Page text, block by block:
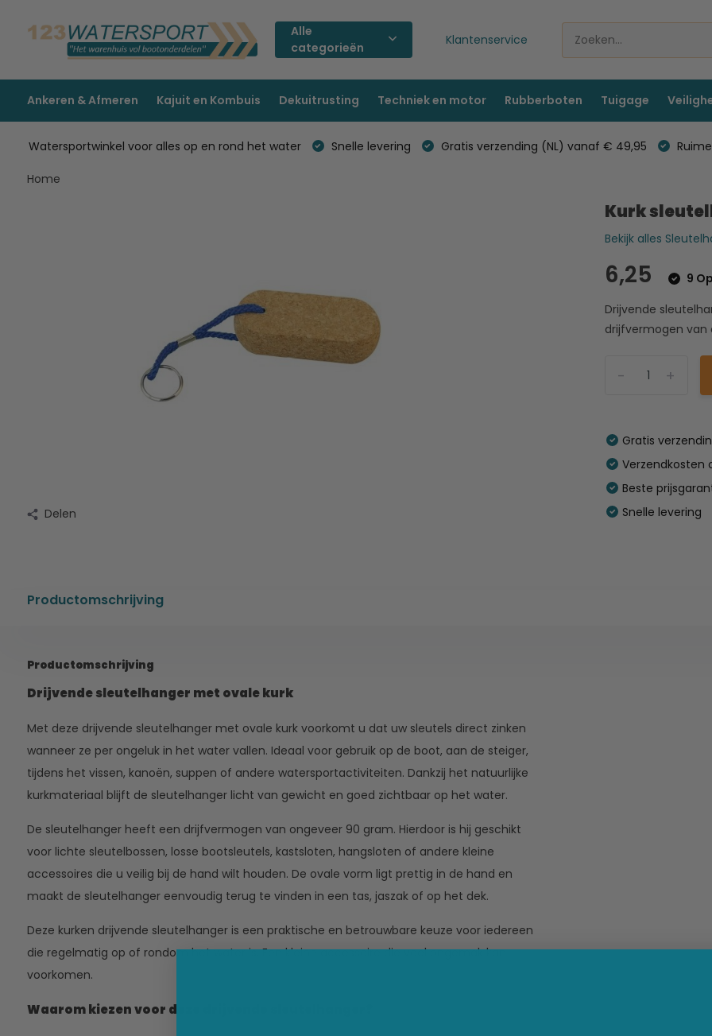
Alle
categorieën
Klantenservice
Ankeren & Afmeren Kajuit en Kombuis Dekuitrusting Techniek en motor Rubberboten Tuigage
Watersportwinkel voor alles op en rond het water Snelle levering Gratis verzending (NL) vanaf € 49,95
Home
Delen
Kurk
Bekijk alles
6,25
9
Drijvende
drijfvermogen van
+
-
Gratis
Verzendkosten
Beste
Snelle levering
Productomschrijving
Productomschrijving
Drijvende sleutelhanger met ovale kurk
Met deze drijvende sleutelhanger met ovale kurk voorkomt u dat uw sleutels direct zinken
wanneer ze per ongeluk in het water vallen. Ideaal voor gebruik op de boot, aan de steiger,
tijdens het vissen, kanoën, suppen of andere watersportactiviteiten. Dankzij het natuurlijke
kurkmateriaal blijft de sleutelhanger licht van gewicht en goed zichtbaar op het water.
De sleutelhanger heeft een drijfvermogen van ongeveer 90 gram. Hierdoor is hij geschikt
voor lichte sleutelbossen, losse bootsleutels, kastsloten, hangsloten of andere kleine
accessoires die u veilig bij de hand wilt houden. De ovale vorm ligt prettig in de hand en
maakt de sleutelhanger eenvoudig terug te vinden in een tas, jaszak of op het dek.
Deze kurken drijvende sleutelhanger is een praktische en betrouwbare keuze voor iedereen
die regelmatig op of rondom het water is. Een kleine accessoire die veel ongemak kan
voorkomen.
Waarom kiezen voor deze drijvende sleutelhanger?